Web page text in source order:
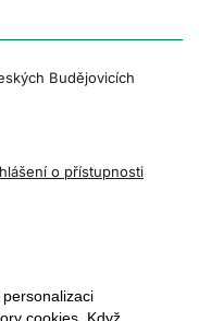
Budějovicích
o přístupnosti